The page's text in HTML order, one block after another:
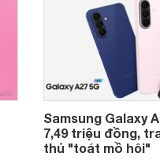
Samsung Galaxy
7,49 triệu đồng,
thủ "toát mồ hôi"